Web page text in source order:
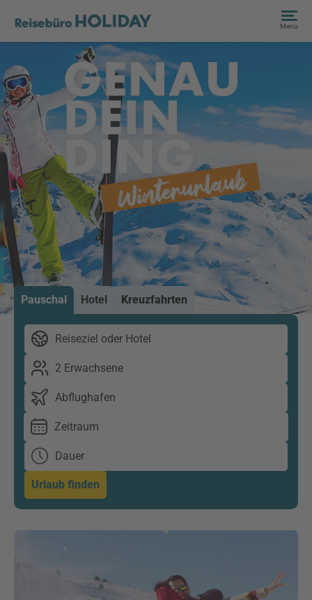
Menü
Pauschal Hotel Kreuzfahrten
Reiseziel oder Hotel
2 Erwachsene
Abflughafen
Zeitraum
Dauer
Urlaub finden